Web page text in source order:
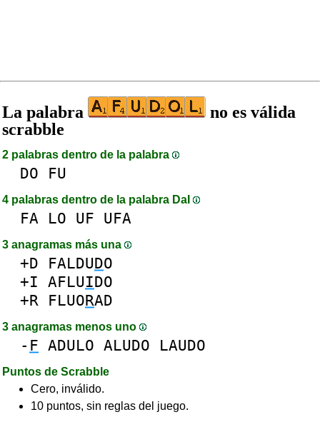
La palabra
no es válida
scrabble
2 palabras dentro de la palabra
DO FU
4 palabras dentro de la palabra DaI
FA LO UF UFA
3 anagramas más una
+D FALDUDO
+I AFLUIDO
+R FLUORAD
3 anagramas menos uno
- F ADULO ALUDO LAUDO
Puntos de Scrabble
Cero, inválido.
10 puntos, sin reglas del juego.